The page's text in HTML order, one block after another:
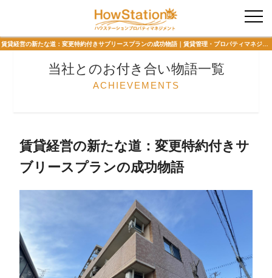
入居者様専用
当社とのお付き合い物語一覧
ACHIEVEMENTS
賃貸経営の新たな道：変更特約付きサ
ブリースプランの成功物語